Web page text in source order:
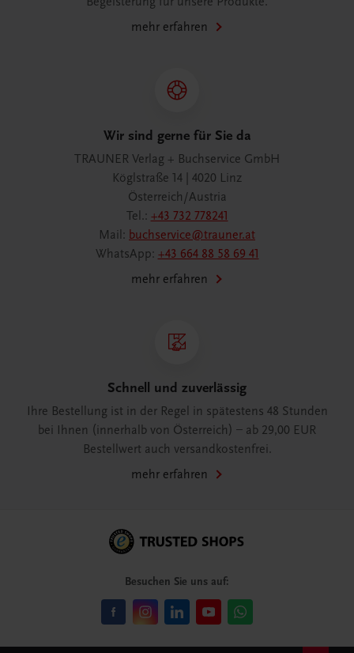
mehr erfahren
Wir sind gerne für Sie da
TRAUNER Verlag + Buchservice GmbH
Köglstraße 14 | 4020 Linz
Österreich/Austria
Tel.: +43 732 778241
Mail: buchservice@trauner.at
WhatsApp: +43 664 88 58 69 41
mehr erfahren
Schnell und zuverlässig
Ihre Bestellung ist in der Regel in spätestens 48 Stunden
bei Ihnen (innerhalb von Österreich) – ab 29,00 EUR
Bestellwert auch versandkostenfrei.
mehr erfahren
Besuchen Sie uns auf: